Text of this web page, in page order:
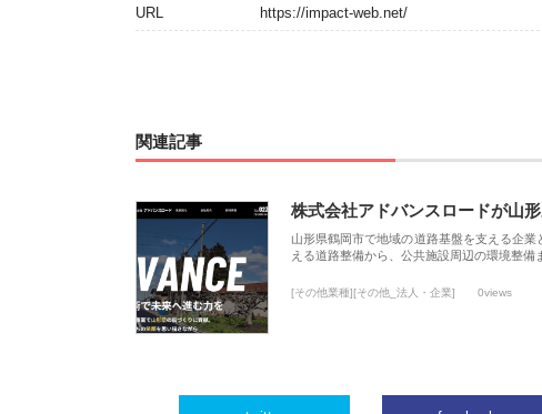
URL https://impact-web.net/
関連記事
株式会社アドバンスロードが山
山形県鶴岡市で地域の道路基盤を支える企
える道路整備から、公共施設周辺の環境整
[その他業種][その他_法人・企業] 0views